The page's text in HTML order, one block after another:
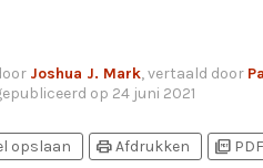
Joshua J. Mark, vertaald door
op 24 juni 2021
opslaan printAfdrukken picture_as_pdf PDF